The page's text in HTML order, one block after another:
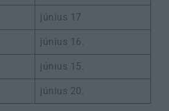
június 17.
június 16.
június 15.
június 20.